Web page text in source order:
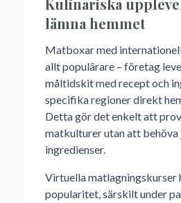
Kulinariska
lämna hemmet
Matboxar med
allt populärare – företag
måltidskit med recept och
specifika regioner direkt
Detta gör det enkelt att
matkulturer utan att behöva
ingredienser.
Virtuella matlagningskurser
popularitet, särskilt under